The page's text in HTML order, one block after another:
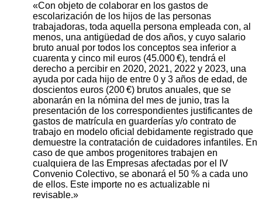
«Con objeto de colaborar en los gastos de
escolarización de los hijos de las personas
trabajadoras, toda aquella persona empleada con, al
menos, una antigüedad de dos años, y cuyo salario
bruto anual por todos los conceptos sea inferior a
cuarenta y cinco mil euros (45.000 €), tendrá el
derecho a percibir en 2020, 2021, 2022 y 2023, una
ayuda por cada hijo de entre 0 y 3 años de edad, de
doscientos euros (200 €) brutos anuales, que se
abonarán en la nómina del mes de junio, tras la
presentación de los correspondientes justificantes de
gastos de matrícula en guarderías y/o contrato de
trabajo en modelo oficial debidamente registrado que
demuestre la contratación de cuidadores infantiles. En
caso de que ambos progenitores trabajen en
cualquiera de las Empresas afectadas por el IV
Convenio Colectivo, se abonará el 50 % a cada uno
de ellos. Este importe no es actualizable ni
revisable.»